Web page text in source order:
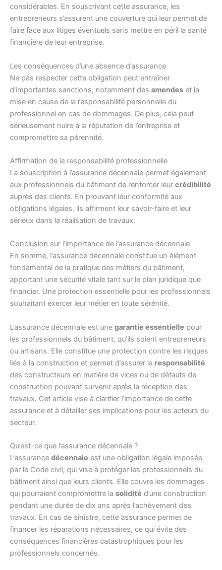
considérables. En souscrivant cette assurance, les
entrepreneurs s’assurent une couverture qui leur permet de
faire face aux litiges éventuels sans mettre en péril la santé
financière de leur entreprise.
Les conséquences d’une absence d’assurance
Ne pas respecter cette obligation peut entraîner
d’importantes sanctions, notamment des amendes et la
mise en cause de la responsabilité personnelle du
professionnel en cas de dommages. De plus, cela peut
sérieusement nuire à la réputation de l’entreprise et
compromettre sa pérennité.
Affirmation de la responsabilité professionnelle
La souscription à l’assurance décennale permet également
aux professionnels du bâtiment de renforcer leur crédibilité
auprès des clients. En prouvant leur conformité aux
obligations légales, ils affirment leur savoir-faire et leur
sérieux dans la réalisation de travaux.
Conclusion sur l’importance de l’assurance décennale
En somme, l’assurance décennale constitue un élément
fondamental de la pratique des métiers du bâtiment,
apportant une sécurité vitale tant sur le plan juridique que
financier. Une protection essentielle pour les professionnels
souhaitant exercer leur métier en toute sérénité.
L’assurance décennale est une garantie essentielle pour
les professionnels du bâtiment, qu’ils soient entrepreneurs
ou artisans. Elle constitue une protection contre les risques
liés à la construction et permet d’assurer la responsabilité
des constructeurs en matière de vices ou de défauts de
construction pouvant survenir après la réception des
travaux. Cet article vise à clarifier l’importance de cette
assurance et à détailler ses implications pour les acteurs du
secteur.
Qu’est-ce que l’assurance décennale ?
L’assurance décennale est une obligation légale imposée
par le Code civil, qui vise à protéger les professionnels du
bâtiment ainsi que leurs clients. Elle couvre les dommages
qui pourraient compromettre la solidité d’une construction
pendant une durée de dix ans après l’achèvement des
travaux. En cas de sinistre, cette assurance permet de
financer les réparations nécessaires, ce qui évite des
conséquences financières catastrophiques pour les
professionnels concernés.